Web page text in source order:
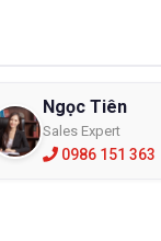
Ngọc Tiên
Sales Expert
0986 151 363